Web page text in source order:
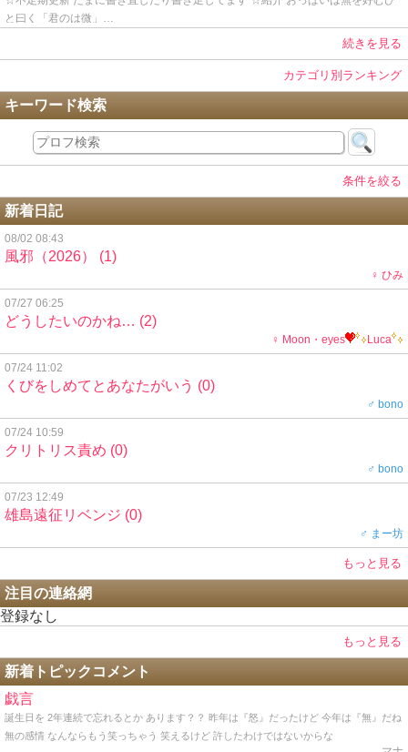
と曰く「君のは微」…
続きを見る
カテゴリ別ランキング
キーワード検索
条件を絞る
新着日記
08/02 08:43
風邪（2026） (1)
♀ ひみ
07/27 06:25
どうしたいのかね… (2)
♀ Moon・eyes Luca
07/24 11:02
くびをしめてとあなたがいう (0)
♂ bono
07/24 10:59
クリトリス責め (0)
♂ bono
07/23 12:49
雄島遠征リベンジ (0)
♂ まー坊
もっと見る
注目の連絡網
登録なし
もっと見る
新着トピックコメント
戯言
誕生日を 2年連続で忘れるとか あります？？ 昨年は『怒』だったけど 今年は『無』だね
無の感情 なんならもう笑っちゃう 笑えるけど 許したわけではないからな